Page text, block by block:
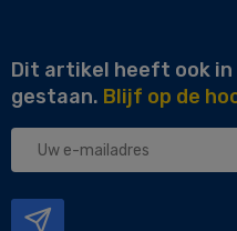
Dit artikel heeft ook
gestaan. Blijf op de
Uw